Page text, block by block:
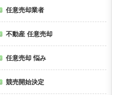
任意売却業者
不動産 任意売却
任意売却 悩み
競売開始決定